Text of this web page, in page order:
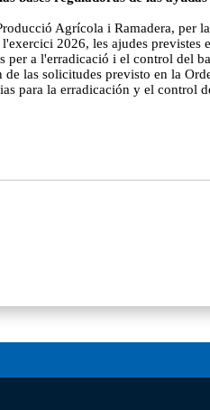
Agrícola i Ramadera,
2026, les ajudes
per a l'erradicació i el control
las solicitudes previsto en la
para la erradicación y el